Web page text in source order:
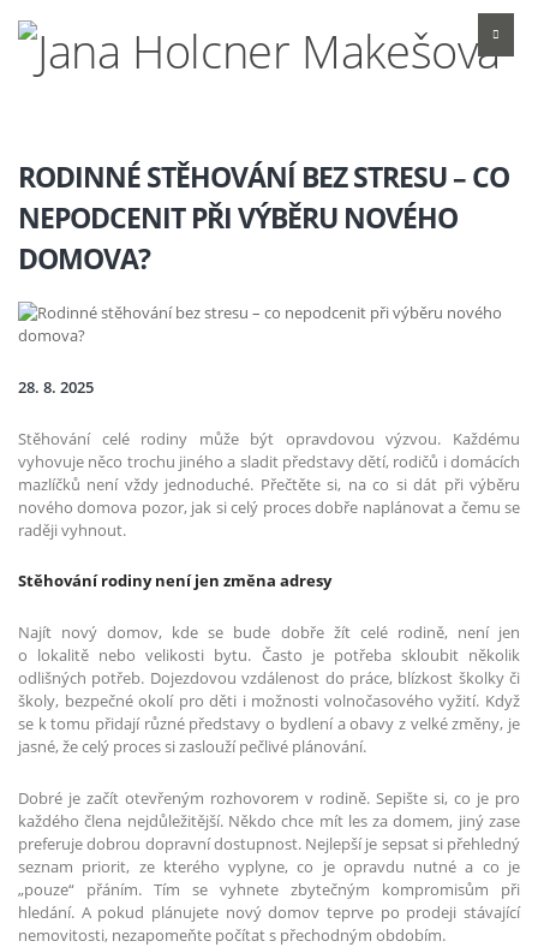
RODINNÉ STĚHOVÁNÍ BEZ STRESU – CO
NEPODCENIT PŘI VÝBĚRU NOVÉHO
DOMOVA?
28. 8. 2025
Stěhování celé rodiny může být opravdovou výzvou. Každému
vyhovuje něco trochu jiného a sladit představy dětí, rodičů i domácích
mazlíčků není vždy jednoduché. Přečtěte si, na co si dát při výběru
nového domova pozor, jak si celý proces dobře naplánovat a čemu se
raději vyhnout.
Stěhování rodiny není jen změna adresy
Najít nový domov, kde se bude dobře žít celé rodině, není jen
o lokalitě nebo velikosti bytu. Často je potřeba skloubit několik
odlišných potřeb. Dojezdovou vzdálenost do práce, blízkost školky či
školy, bezpečné okolí pro děti i možnosti volnočasového vyžití. Když
se k tomu přidají různé představy o bydlení a obavy z velké změny, je
jasné, že celý proces si zaslouží pečlivé plánování.
Dobré je začít otevřeným rozhovorem v rodině. Sepište si, co je pro
každého člena nejdůležitější. Někdo chce mít les za domem, jiný zase
preferuje dobrou dopravní dostupnost. Nejlepší je sepsat si přehledný
seznam priorit, ze kterého vyplyne, co je opravdu nutné a co je
„pouze“ přáním. Tím se vyhnete zbytečným kompromisům při
hledání. A pokud plánujete nový domov teprve po prodeji stávající
nemovitosti, nezapomeňte počítat s přechodným obdobím.